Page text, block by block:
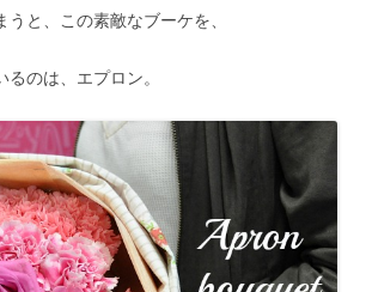
と、この素敵なブーケを、
のは、エプロン。